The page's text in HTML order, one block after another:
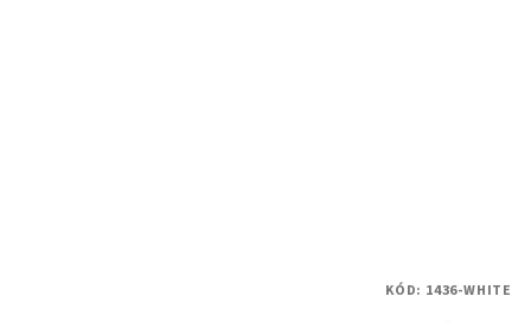
KÓD: 1436-WHITE